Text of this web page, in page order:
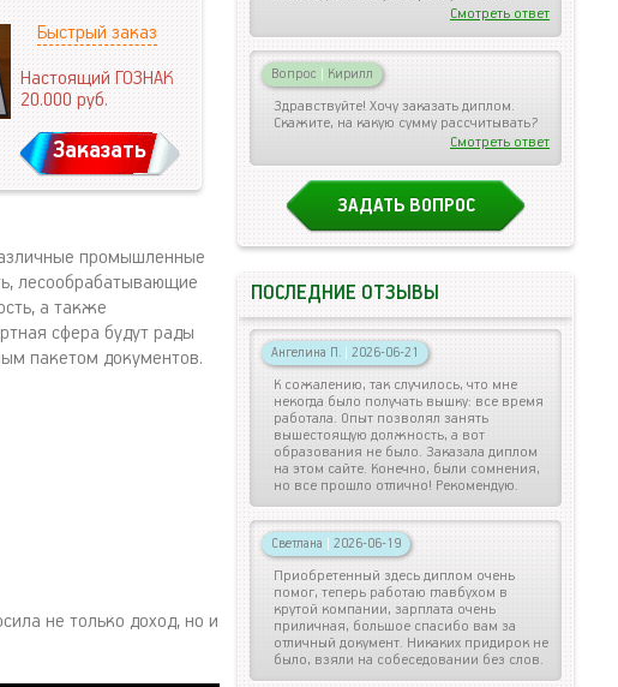
Быстрый заказ
Настоящий ГОЗНАК
20.000руб.
Заказать
промышленные
лесообрабатывающие
а также
сфера будут рады
пакетом документов.
не только доход, но и
Смотреть ответ
Вопрос | Кирилл
Здравствуйте! Хочу заказать диплом.
Скажите, на какую сумму рассчитывать?
Смотреть ответ
ЗАДАТЬ ВОПРОС
ПОСЛЕДНИЕ ОТЗЫВЫ
Ангелина П. | 2026-06-21
К сожалению, так случилось, что мне
некогда было получать вышку: все время
работала. Опыт позволял занять
вышестоящую должность, а вот
образования не было. Заказала диплом
на этом сайте. Конечно, были сомнения,
но все прошло отлично! Рекомендую.
Светлана | 2026-06-19
Приобретенный здесь диплом очень
помог, теперь работаю главбухом в
крутой компании, зарплата очень
приличная, большое спасибо вам за
отличный документ. Никаких придирок не
было, взяли на собеседовании без слов.